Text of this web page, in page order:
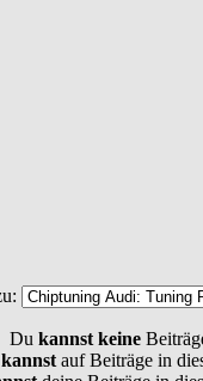
Du kannst keine
kannst auf Beiträge in